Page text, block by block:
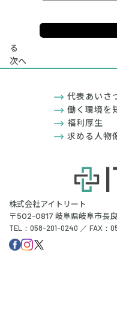
る
次へ
株式会社アイトリート
〒502-0817 岐阜県岐阜市長
TEL：058-201-0240 ／ FAX：
代表あいさ
働く環境を
福利厚生
求める人物